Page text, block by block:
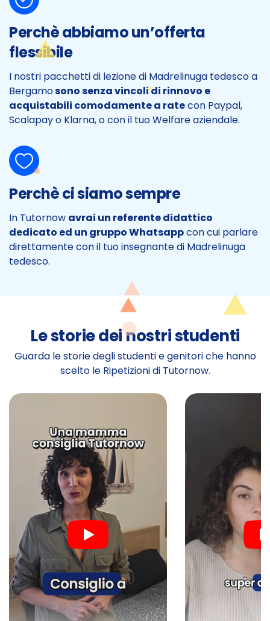
Perchè abbiamo un’offerta
flessibile
I nostri pacchetti di lezione di Madrelinuga tedesco a
Bergamosono senza vincoli di rinnovo e
acquistabili comodamente a ratecon Paypal,
Scalapay o Klarna, o con il tuo Welfare aziendale.
Perchè ci siamo sempre
In Tutornow avrai un referente didattico
dedicato ed un gruppo Whatsappcon cui parlare
direttamente con il tuo insegnante di Madrelinuga
tedesco.
Le storie dei nostri studenti
Guarda le storie degli studenti e genitori che hanno
scelto le Ripetizioni di Tutornow.